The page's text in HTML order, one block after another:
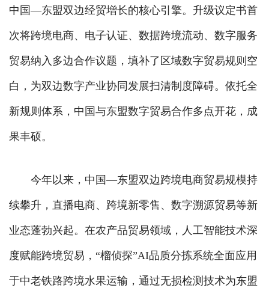
中国—东盟双边经贸增长的核心引擎。升级议定书首
次将跨境电商、电子认证、数据跨境流动、数字服务
贸易纳入多边合作议题，填补了区域数字贸易规则空
白，为双边数字产业协同发展扫清制度障碍。依托全
新规则体系，中国与东盟数字贸易合作多点开花，成
果丰硕。
今年以来，中国—东盟双边跨境电商贸易规模持
续攀升，直播电商、跨境新零售、数字溯源贸易等新
业态蓬勃兴起。在农产品贸易领域，人工智能技术深
度赋能跨境贸易，“榴侦探”AI品质分拣系统全面应用
于中老铁路跨境水果运输，通过无损检测技术为东盟